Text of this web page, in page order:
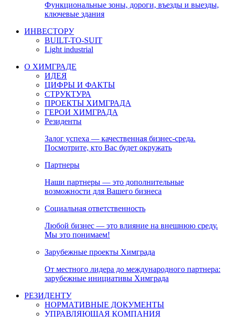
Функциональные зоны, дороги, въезды и выезды,
ключевые здания
ИНВЕСТОРУ
BUILT-TO-SUIT
Light industrial
О ХИМГРАДЕ
ИДЕЯ
ЦИФРЫ И ФАКТЫ
СТРУКТУРА
ПРОЕКТЫ ХИМГРАДА
ГЕРОИ ХИМГРАДА
Резиденты
Залог успеха — качественная бизнес-среда.
Посмотрите, кто Вас будет окружать
Партнеры
Наши партнеры — это дополнительные
возможности для Вашего бизнеса
Социальная ответственность
Любой бизнес — это влияние на внешнюю среду.
Мы это понимаем!
Зарубежные проекты Химграда
От местного лидера до международного партнера:
зарубежные инициативы Химграда
РЕЗИДЕНТУ
НОРМАТИВНЫЕ ДОКУМЕНТЫ
УПРАВЛЯЮЩАЯ КОМПАНИЯ